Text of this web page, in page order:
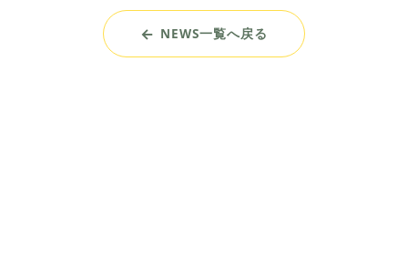
NEWS一覧へ戻る